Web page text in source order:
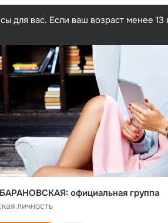
для вас. Если ваш возраст менее
официальная группа
личность